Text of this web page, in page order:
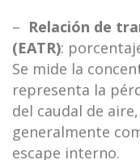
– Relación de
(EATR):
Se mide la
representa la
del caudal de
generalmente
escape interno.